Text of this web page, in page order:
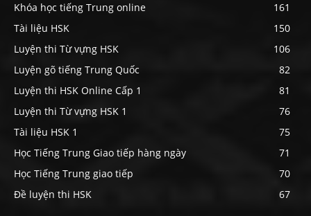
Khóa học tiếng Trung online
161
Tài liệu HSK
150
Luyện thi Từ vựng HSK
106
Luyện gõ tiếng Trung Quốc
82
Luyện thi HSK Online Cấp 1
81
Luyện thi Từ vựng HSK 1
76
Tài liệu HSK 1
75
Học Tiếng Trung Giao tiếp hàng ngày
71
Học Tiếng Trung giao tiếp
70
Đề luyện thi HSK
67